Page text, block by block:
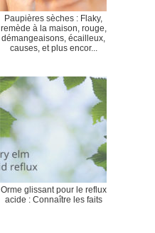
Paupières sèches : Flaky,
remède à la maison, rouge,
démangeaisons, écailleux,
causes, et plus encor...
Orme glissant pour le reflux
acide : Connaître les faits